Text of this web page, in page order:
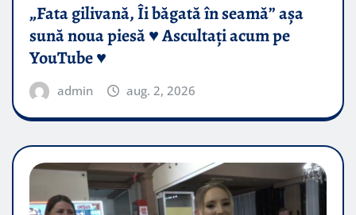
„Fata gilivană, Îi băgată în seamă” așa
sună noua piesă ♥️ Ascultați acum pe
YouTube ♥️
admin aug. 2, 2026